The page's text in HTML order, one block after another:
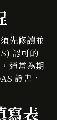
先修讀並
認可的
通常為期
證書，
寫表